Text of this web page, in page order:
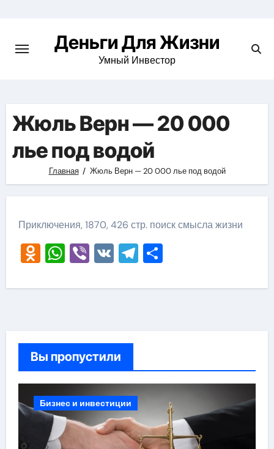
содержимомуДеньги Для Жизни
Умный Инвестор
Жюль Верн — 20 000
лье под водой
Главная Жюль Верн — 20 000 лье под водой
Приключения, 1870, 426 стр. поиск смысла жизни
Odnoklassniki
WhatsApp
Viber
VKTelegram
Отправить
Вы пропустили
Бизнес и инвестиции